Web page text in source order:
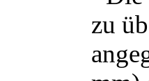
zu